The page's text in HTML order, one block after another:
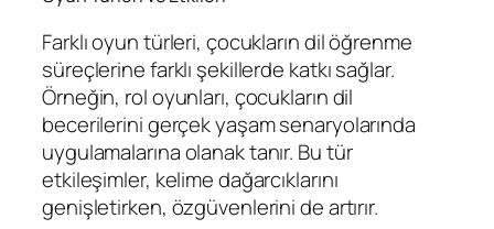
Farklı oyun türleri, çocukların dil öğrenme
süreçlerine farklı şekillerde katkı sağlar.
Örneğin, rol oyunları, çocukların dil
becerilerini gerçek yaşam senaryolarında
uygulamalarına olanak tanır. Bu tür
etkileşimler, kelime dağarcıklarını
genişletirken, özgüvenlerini de artırır.